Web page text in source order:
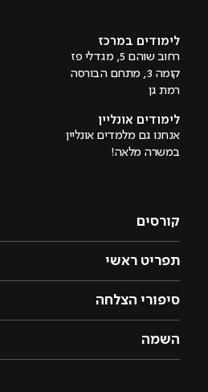
לימודים במרכז
רחוב שוהם 5, מגדלי פז
קומה 3, מתחם הבורסה
רמת גן
לימודים אונליין
אנחנו גם מלמדים אונליין
במשרה מלאה!
קורסים
תפריט ראשי
סיפורי הצלחה
השמה